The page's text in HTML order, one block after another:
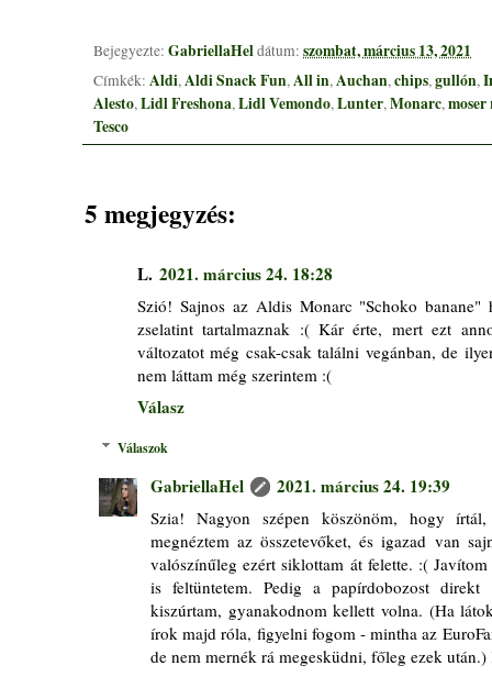
Bejegyezte: GabriellaHeldátum: szombat, március 13, 2021
Címkék: Aldi,Aldi Snack Fun,All in,Auchan,chips,gullón,
Alesto,Lidl Freshona,Lidl Vemondo,Lunter,Monarc,
Tesco
5 megjegyzés:
L. 2021. március 24. 18:28
Szió! Sajnos az Aldis Monarc "Schoko banane"
zselatint tartalmaznak :( Kár érte, mert ezt
változatot még csak-csak találni vegánban, de
nem láttam még szerintem :(
Válasz
Válaszok
GabriellaHel 2021. március 24. 19:39
Szia! Nagyon szépen köszönöm, hogy
megnéztem az összetevőket, és igazad van
valószínűleg ezért siklottam át felette. :(
is feltüntetem. Pedig a papírdobozost
kiszúrtam, gyanakodnom kellett volna. (Ha
írok majd róla, figyelni fogom - mintha az
de nem mernék rá megesküdni, főleg ezek